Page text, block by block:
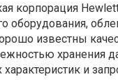
корпорация
оборудования,
известны
хранения
характеристик и